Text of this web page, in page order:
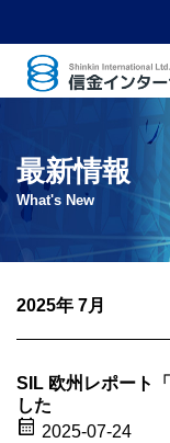
ン
ン
ス
イ
ン
タ
シ
ョ
ル
最新情報
What's New
2025年 7月
SIL 欧州レポート
した
calendar_month 2025-07-24